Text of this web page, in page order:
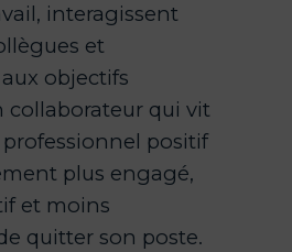
interagissent
et
objectifs
collaborateur qui vit
positif
plus engagé,
et moins
quitter son poste.